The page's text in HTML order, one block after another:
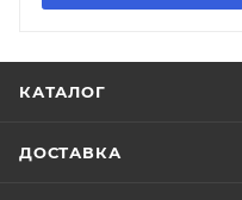
КАТАЛОГ
ДОСТАВКА